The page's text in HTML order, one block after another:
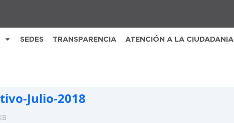
SEDES TRANSPARENCIA ATENCIÓN A LA CIUDADANIA
Julio-2018